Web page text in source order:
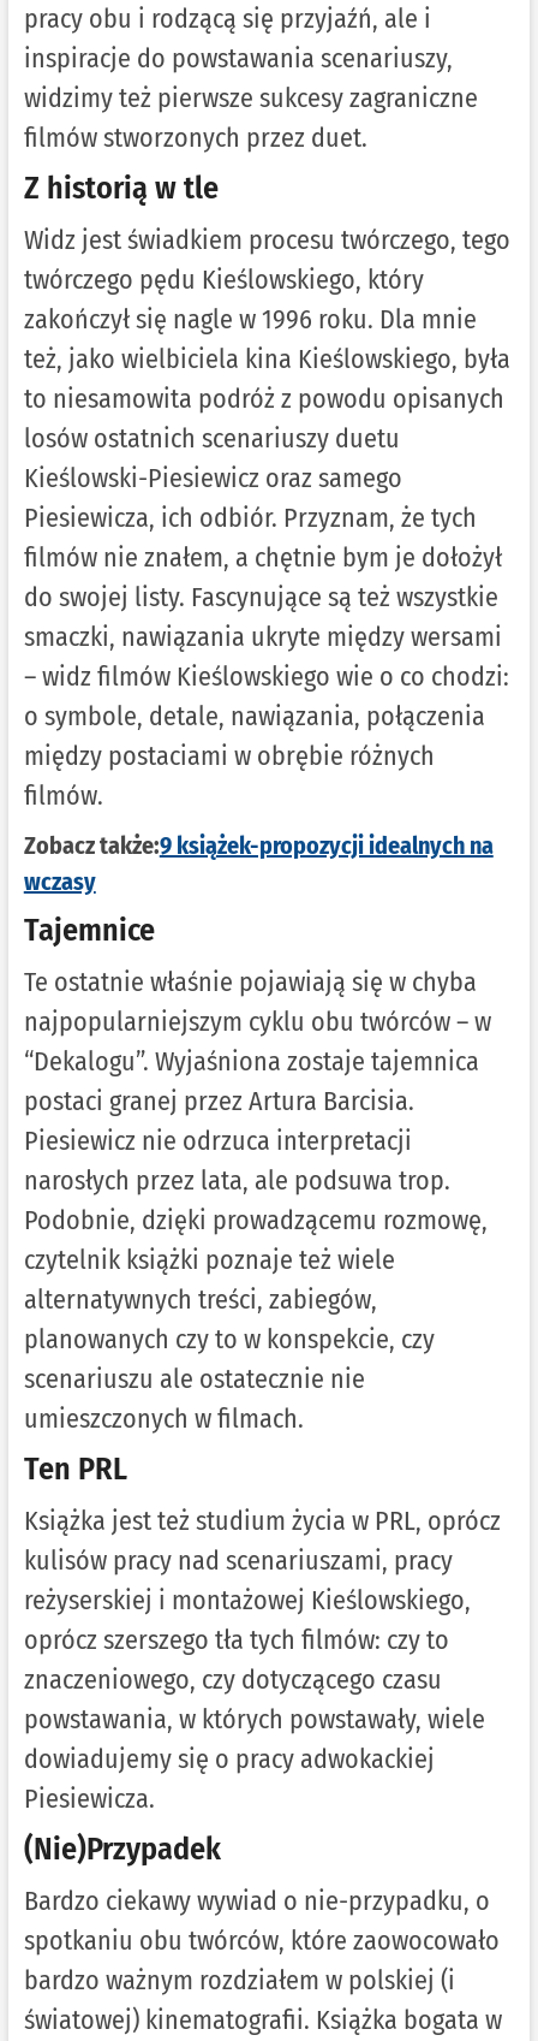
pracy obu i rodzącą się przyjaźń, ale i
inspiracje do powstawania scenariuszy,
widzimy też pierwsze sukcesy zagraniczne
filmów stworzonych przez duet.
Z historią w tle
Widz jest świadkiem procesu twórczego, tego
twórczego pędu Kieślowskiego, który
zakończył się nagle w 1996 roku. Dla mnie
też, jako wielbiciela kina Kieślowskiego, była
to niesamowita podróż z powodu opisanych
losów ostatnich scenariuszy duetu
Kieślowski-Piesiewicz oraz samego
Piesiewicza, ich odbiór. Przyznam, że tych
filmów nie znałem, a chętnie bym je dołożył
do swojej listy. Fascynujące są też wszystkie
smaczki, nawiązania ukryte między wersami
– widz filmów Kieślowskiego wie o co chodzi:
o symbole, detale, nawiązania, połączenia
między postaciami w obrębie różnych
filmów.
Zobacz także:9 książek-propozycji idealnych na
wczasy
Tajemnice
Te ostatnie właśnie pojawiają się w chyba
najpopularniejszym cyklu obu twórców – w
“Dekalogu”. Wyjaśniona zostaje tajemnica
postaci granej przez Artura Barcisia.
Piesiewicz nie odrzuca interpretacji
narosłych przez lata, ale podsuwa trop.
Podobnie, dzięki prowadzącemu rozmowę,
czytelnik książki poznaje też wiele
alternatywnych treści, zabiegów,
planowanych czy to w konspekcie, czy
scenariuszu ale ostatecznie nie
umieszczonych w filmach.
Ten PRL
Książka jest też studium życia w PRL, oprócz
kulisów pracy nad scenariuszami, pracy
reżyserskiej i montażowej Kieślowskiego,
oprócz szerszego tła tych filmów: czy to
znaczeniowego, czy dotyczącego czasu
powstawania, w których powstawały, wiele
dowiadujemy się o pracy adwokackiej
Piesiewicza.
(Nie)Przypadek
Bardzo ciekawy wywiad o nie-przypadku, o
spotkaniu obu twórców, które zaowocowało
bardzo ważnym rozdziałem w polskiej (i
światowej) kinematografii. Książka bogata w